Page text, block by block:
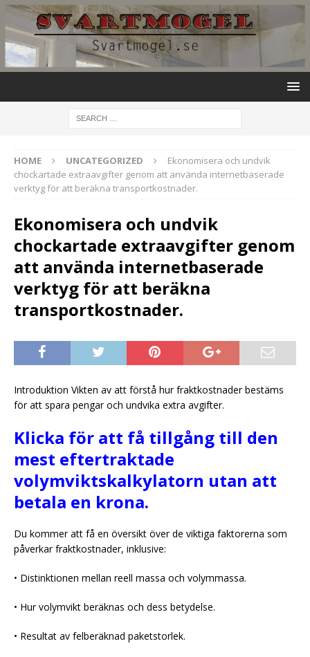
HOME UNCATEGORIZED
Ekonomisera och undvik
chockartade extraavgifter genom att använda internetbaserade
verktyg för att beräkna transportkostnader.
Ekonomisera och undvik
chockartade extraavgifter genom
att använda internetbaserade
verktyg för att beräkna
transportkostnader.
Introduktion Vikten av att förstå hur fraktkostnader bestäms
för att spara pengar och undvika extra avgifter.
Klicka för att få tillgång till den
mest eftertraktade
volymviktskalkylatorn utan att
betala en krona.
Du kommer att få en översikt över de viktiga faktorerna som
påverkar fraktkostnader, inklusive:
• Distinktionen mellan reell massa och volymmassa.
• Hur volymvikt beräknas och dess betydelse.
• Resultat av felberäknad paketstorlek.